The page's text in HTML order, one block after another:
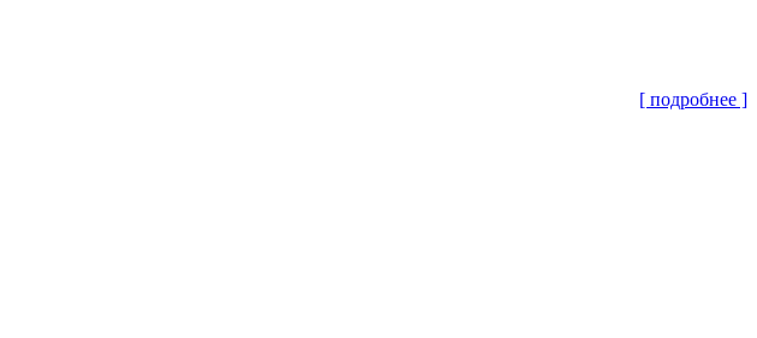
[ подробнее ]